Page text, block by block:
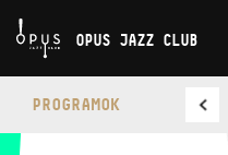
OPUS JAZZ CLUB
PROGRAMOK